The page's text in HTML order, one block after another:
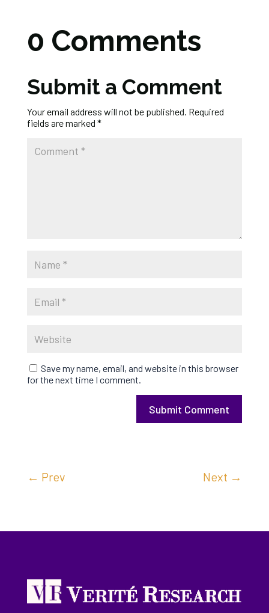
0 Comments
Submit a Comment
Your email address will not be published. Required
fields are marked *
Save my name, email, and website in this browser
for the next time I comment.
Submit Comment
← Prev Next →